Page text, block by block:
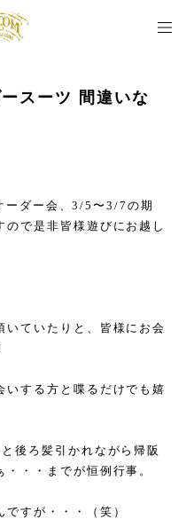
スーツ 間違いな
ダー会、3/5〜3/7の期
で是非皆様遊びにお越し
いていたりと、皆様にお会
いする方と喋るだけでも嬉
後ろ髪引かれながら帰阪
・・までが恒例行事。
すが・・・（笑）